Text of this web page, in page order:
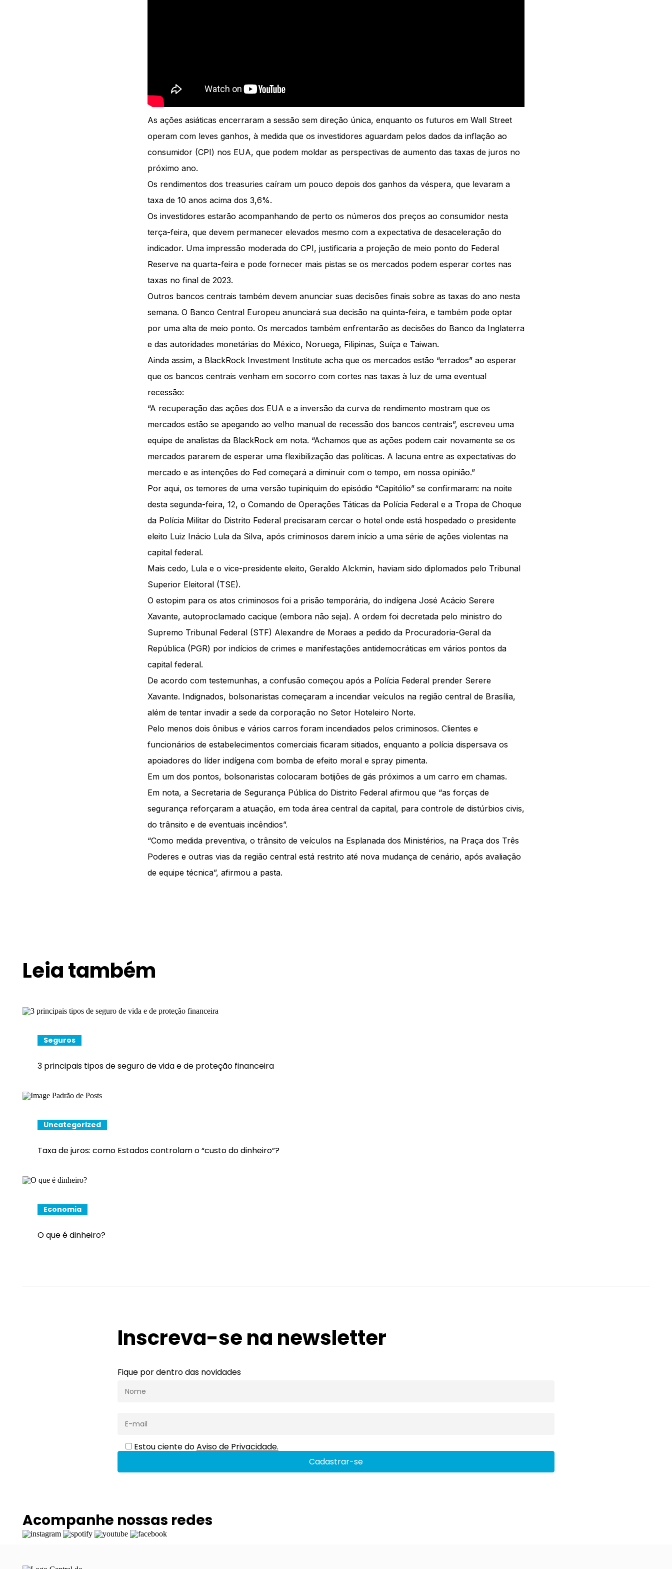
As ações asiáticas encerraram a sessão sem direção única, enquanto os futuros em Wall Street
operam com leves ganhos, à medida que os investidores aguardam pelos dados da inflação ao
consumidor (CPI) nos EUA, que podem moldar as perspectivas de aumento das taxas de juros no
próximo ano.
Os rendimentos dos treasuries caíram um pouco depois dos ganhos da véspera, que levaram a
taxa de 10 anos acima dos 3,6%.
Os investidores estarão acompanhando de perto os números dos preços ao consumidor nesta
terça-feira, que devem permanecer elevados mesmo com a expectativa de desaceleração do
indicador. Uma impressão moderada do CPI, justificaria a projeção de meio ponto do Federal
Reserve na quarta-feira e pode fornecer mais pistas se os mercados podem esperar cortes nas
taxas no final de 2023.
Outros bancos centrais também devem anunciar suas decisões finais sobre as taxas do ano nesta
semana. O Banco Central Europeu anunciará sua decisão na quinta-feira, e também pode optar
por uma alta de meio ponto. Os mercados também enfrentarão as decisões do Banco da Inglaterra
e das autoridades monetárias do México, Noruega, Filipinas, Suíça e Taiwan.
Ainda assim, a BlackRock Investment Institute acha que os mercados estão “errados” ao esperar
que os bancos centrais venham em socorro com cortes nas taxas à luz de uma eventual
recessão:
“A recuperação das ações dos EUA e a inversão da curva de rendimento mostram que os
mercados estão se apegando ao velho manual de recessão dos bancos centrais”, escreveu uma
equipe de analistas da BlackRock em nota. “Achamos que as ações podem cair novamente se os
mercados pararem de esperar uma flexibilização das políticas. A lacuna entre as expectativas do
mercado e as intenções do Fed começará a diminuir com o tempo, em nossa opinião.”
Por aqui, os temores de uma versão tupiniquim do episódio “Capitólio” se confirmaram: na noite
desta segunda-feira, 12, o Comando de Operações Táticas da Polícia Federal e a Tropa de Choque
da Polícia Militar do Distrito Federal precisaram cercar o hotel onde está hospedado o presidente
eleito Luiz Inácio Lula da Silva, após criminosos darem início a uma série de ações violentas na
capital federal.
Mais cedo, Lula e o vice-presidente eleito, Geraldo Alckmin, haviam sido diplomados pelo Tribunal
Superior Eleitoral (TSE).
O estopim para os atos criminosos foi a prisão temporária, do indígena José Acácio Serere
Xavante, autoproclamado cacique (embora não seja). A ordem foi decretada pelo ministro do
Supremo Tribunal Federal (STF) Alexandre de Moraes a pedido da Procuradoria-Geral da
República (PGR) por indícios de crimes e manifestações antidemocráticas em vários pontos da
capital federal.
De acordo com testemunhas, a confusão começou após a Polícia Federal prender Serere
Xavante. Indignados, bolsonaristas começaram a incendiar veículos na região central de Brasília,
além de tentar invadir a sede da corporação no Setor Hoteleiro Norte.
Pelo menos dois ônibus e vários carros foram incendiados pelos criminosos. Clientes e
funcionários de estabelecimentos comerciais ficaram sitiados, enquanto a polícia dispersava os
apoiadores do líder indígena com bomba de efeito moral e spray pimenta.
Em um dos pontos, bolsonaristas colocaram botijões de gás próximos a um carro em chamas.
Em nota, a Secretaria de Segurança Pública do Distrito Federal afirmou que “as forças de
segurança reforçaram a atuação, em toda área central da capital, para controle de distúrbios civis,
do trânsito e de eventuais incêndios”.
“Como medida preventiva, o trânsito de veículos na Esplanada dos Ministérios, na Praça dos Três
Poderes e outras vias da região central está restrito até nova mudança de cenário, após avaliação
de equipe técnica”, afirmou a pasta.
Leia também
Seguros
3 principais tipos de seguro de vida e de proteção financeira
Uncategorized
Taxa de juros: como Estados controlam o “custo do dinheiro”?
Economia
O que é dinheiro?
Inscreva-se na newsletter
Fique por dentro das novidades
Estou ciente doAviso de Privacidade.
Acompanhe nossas redes